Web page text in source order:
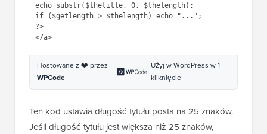
echo substr($thetitle, 0, $thelength);
if ($getlength > $thelength) echo "...";
?>
</a>
Hostowane z ❤️ przez
WPCode
Użyj w WordPress w 1
kliknięcie
Ten kod ustawia długość tytułu posta na 25 znaków.
Jeśli długość tytułu jest większa niż 25 znaków,